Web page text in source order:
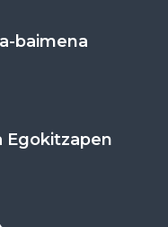
baimena